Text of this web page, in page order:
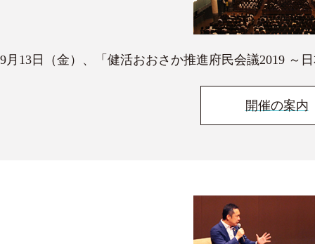
9月13日（金）、「健活おおさか推進府民会議2019 ～
開催の案内